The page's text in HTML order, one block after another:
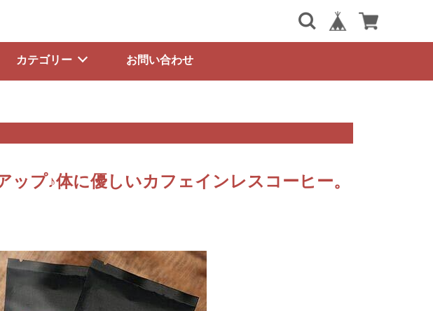
カテゴリー お問い合わせ
プ♪体に優しいカフェインレスコーヒー。